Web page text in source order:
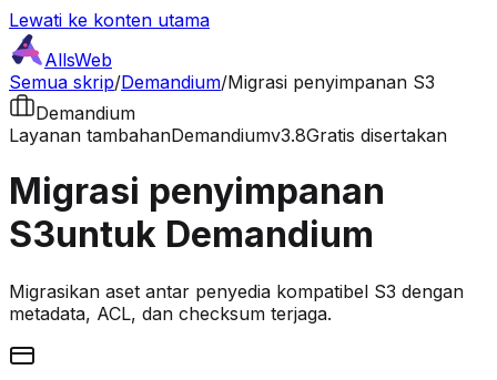
Lewati ke konten utama
AllsWeb
Semua skrip/Demandium/Migrasi penyimpanan S3
Demandium
Layanan tambahanDemandiumv3.8Gratis disertakan
Migrasi penyimpanan
S3untuk Demandium
Migrasikan aset antar penyedia kompatibel S3 dengan
metadata, ACL, dan checksum terjaga.